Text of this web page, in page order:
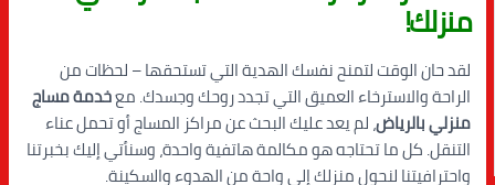
منزلك!
لقد حان الوقت لتمنح نفسك الهدية التي تستحقها – لحظات من
الراحة والاسترخاء العميق التي تجدد روحك وجسدك. معخدمة مساج
منزلي بالرياض، لم يعد عليك البحث عن مراكز المساج أو تحمل عناء
التنقل. كل ما تحتاجه هو مكالمة هاتفية واحدة، وسنأتي إليك بخبرتنا
واحترافيتنا لنحول منزلك إلى واحة من الهدوء والسكينة.